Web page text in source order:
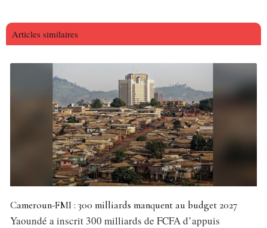
Articles similaires
Cameroun-FMI : 300 milliards manquent au budget 2027
Yaoundé a inscrit 300 milliards de FCFA d’appuis